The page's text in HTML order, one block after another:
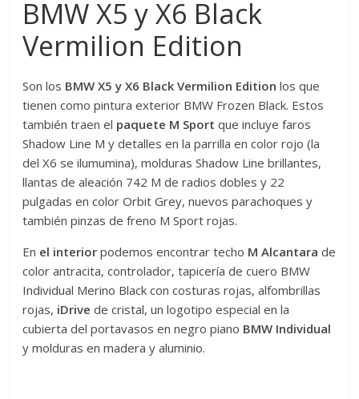
BMW X5 y X6 Black
Vermilion Edition
Son los BMW X5 y X6 Black Vermilion Edition los que
tienen como pintura exterior BMW Frozen Black. Estos
también traen el paquete M Sport que incluye faros
Shadow Line M y detalles en la parrilla en color rojo (la
del X6 se ilumumina), molduras Shadow Line brillantes,
llantas de aleación 742 M de radios dobles y 22
pulgadas en color Orbit Grey, nuevos parachoques y
también pinzas de freno M Sport rojas.
En el interiorpodemos encontrar techo M Alcantara de
color antracita, controlador, tapicería de cuero BMW
Individual Merino Black con costuras rojas, alfombrillas
rojas, iDrive de cristal, un logotipo especial en la
cubierta del portavasos en negro piano BMW Individual
y molduras en madera y aluminio.